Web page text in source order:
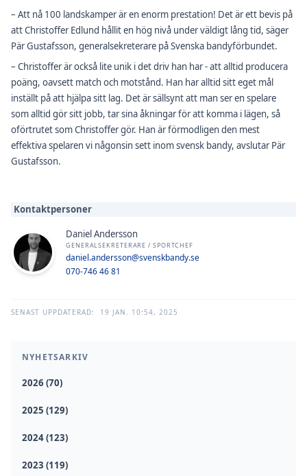
NYHETSARKIV
2026 (70)
2025 (129)
2024 (123)
2023 (119)
– Att nå 100 landskamper är en enorm prestation! Det är ett bevis på
att Christoffer Edlund hållit en hög nivå under väldigt lång tid, säger
Pär Gustafsson, generalsekreterare på Svenska bandyförbundet.
– Christoffer är också lite unik i det driv han har - att alltid producera
poäng, oavsett match och motstånd. Han har alltid sitt eget mål
inställt på att hjälpa sitt lag. Det är sällsynt att man ser en spelare
som alltid gör sitt jobb, tar sina åkningar för att komma i lägen, så
oförtrutet som Christoffer gör. Han är förmodligen den mest
effektiva spelaren vi någonsin sett inom svensk bandy, avslutar Pär
Gustafsson.
Kontaktpersoner
Daniel Andersson
GENERALSEKRETERARE / SPORTCHEF
daniel.andersson@svenskbandy.se
070-746 46 81
SENAST UPPDATERAD: 19 JAN. 10:54, 2025